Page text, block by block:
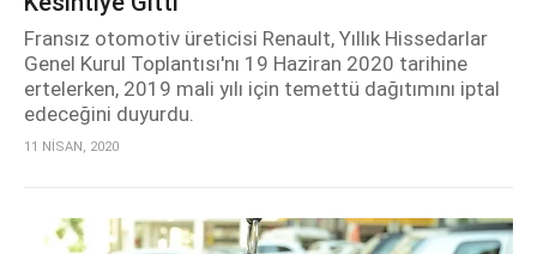
Fransız otomotiv üreticisi Renault, Yıllık Hissedarlar
Genel Kurul Toplantısı'nı 19 Haziran 2020 tarihine
ertelerken, 2019 mali yılı için temettü dağıtımını iptal
edeceğini duyurdu.
11 NİSAN, 2020